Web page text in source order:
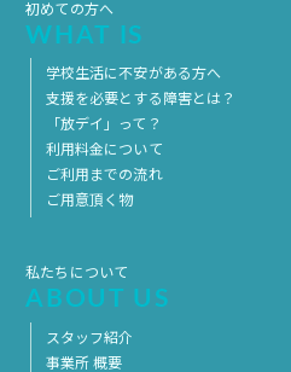
初めての方へ
WHAT IS
学校生活に不安がある方へ
支援を必要とする障害とは？
「放デイ」って？
利用料金について
ご利用までの流れ
ご用意頂く物
私たちについて
ABOUT US
スタッフ紹介
事業所 概要